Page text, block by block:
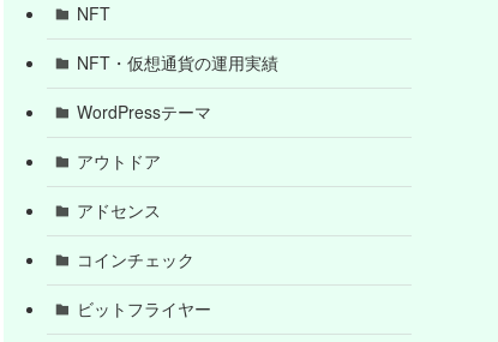
NFT
NFT・仮想通貨の運用実績
WordPressテーマ
アウトドア
アドセンス
コインチェック
ビットフライヤー